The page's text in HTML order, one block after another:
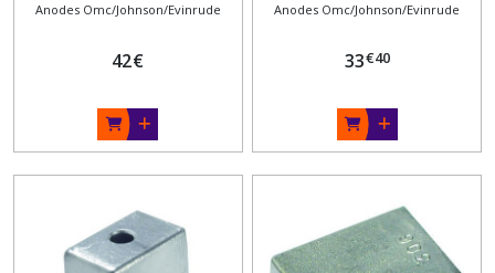
Anodes Omc/Johnson/Evinrude
42€
Anodes Omc/Johnson/Evinrude
33€40